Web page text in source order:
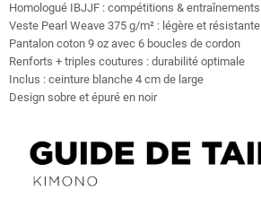
Homologué IBJJF : compétitions & entraînements
Veste Pearl Weave 375 g/m² : légère et résistante
Pantalon coton 9 oz avec 6 boucles de cordon
Renforts + triples coutures : durabilité optimale
Inclus : ceinture blanche 4 cm de large
Design sobre et épuré en noir